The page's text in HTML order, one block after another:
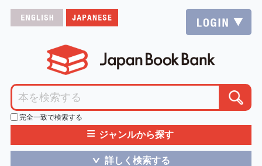
完全一致で検索する
≡ ジャンルから探す
＞ 詳しく検索する